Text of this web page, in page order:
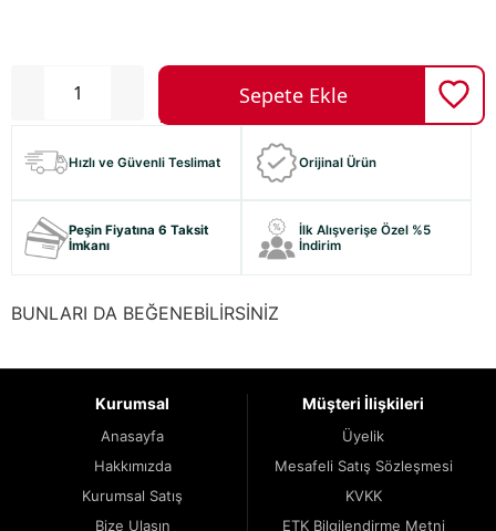
Hızlı ve Güvenli Teslimat Orijinal Ürün
Peşin Fiyatına 6 Taksit
İmkanı
İlk Alışverişe Özel %5
İndirim
BUNLARI DA BEĞENEBİLİRSİNİZ
Kurumsal
Anasayfa
Hakkımızda
Kurumsal Satış
Bize Ulaşın
Müşteri İlişkileri
Üyelik
Mesafeli Satış Sözleşmesi
KVKK
ETK Bilgilendirme Metni